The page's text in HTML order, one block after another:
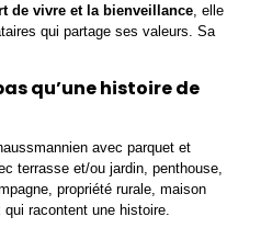
de vivre et la bienveillance , elle
qui partage ses valeurs. Sa
qu’une histoire de
avec parquet et
terrasse et/ou jardin, penthouse,
propriété rurale, maison
racontent une histoire.